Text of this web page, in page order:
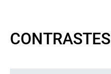
CONTRASTES